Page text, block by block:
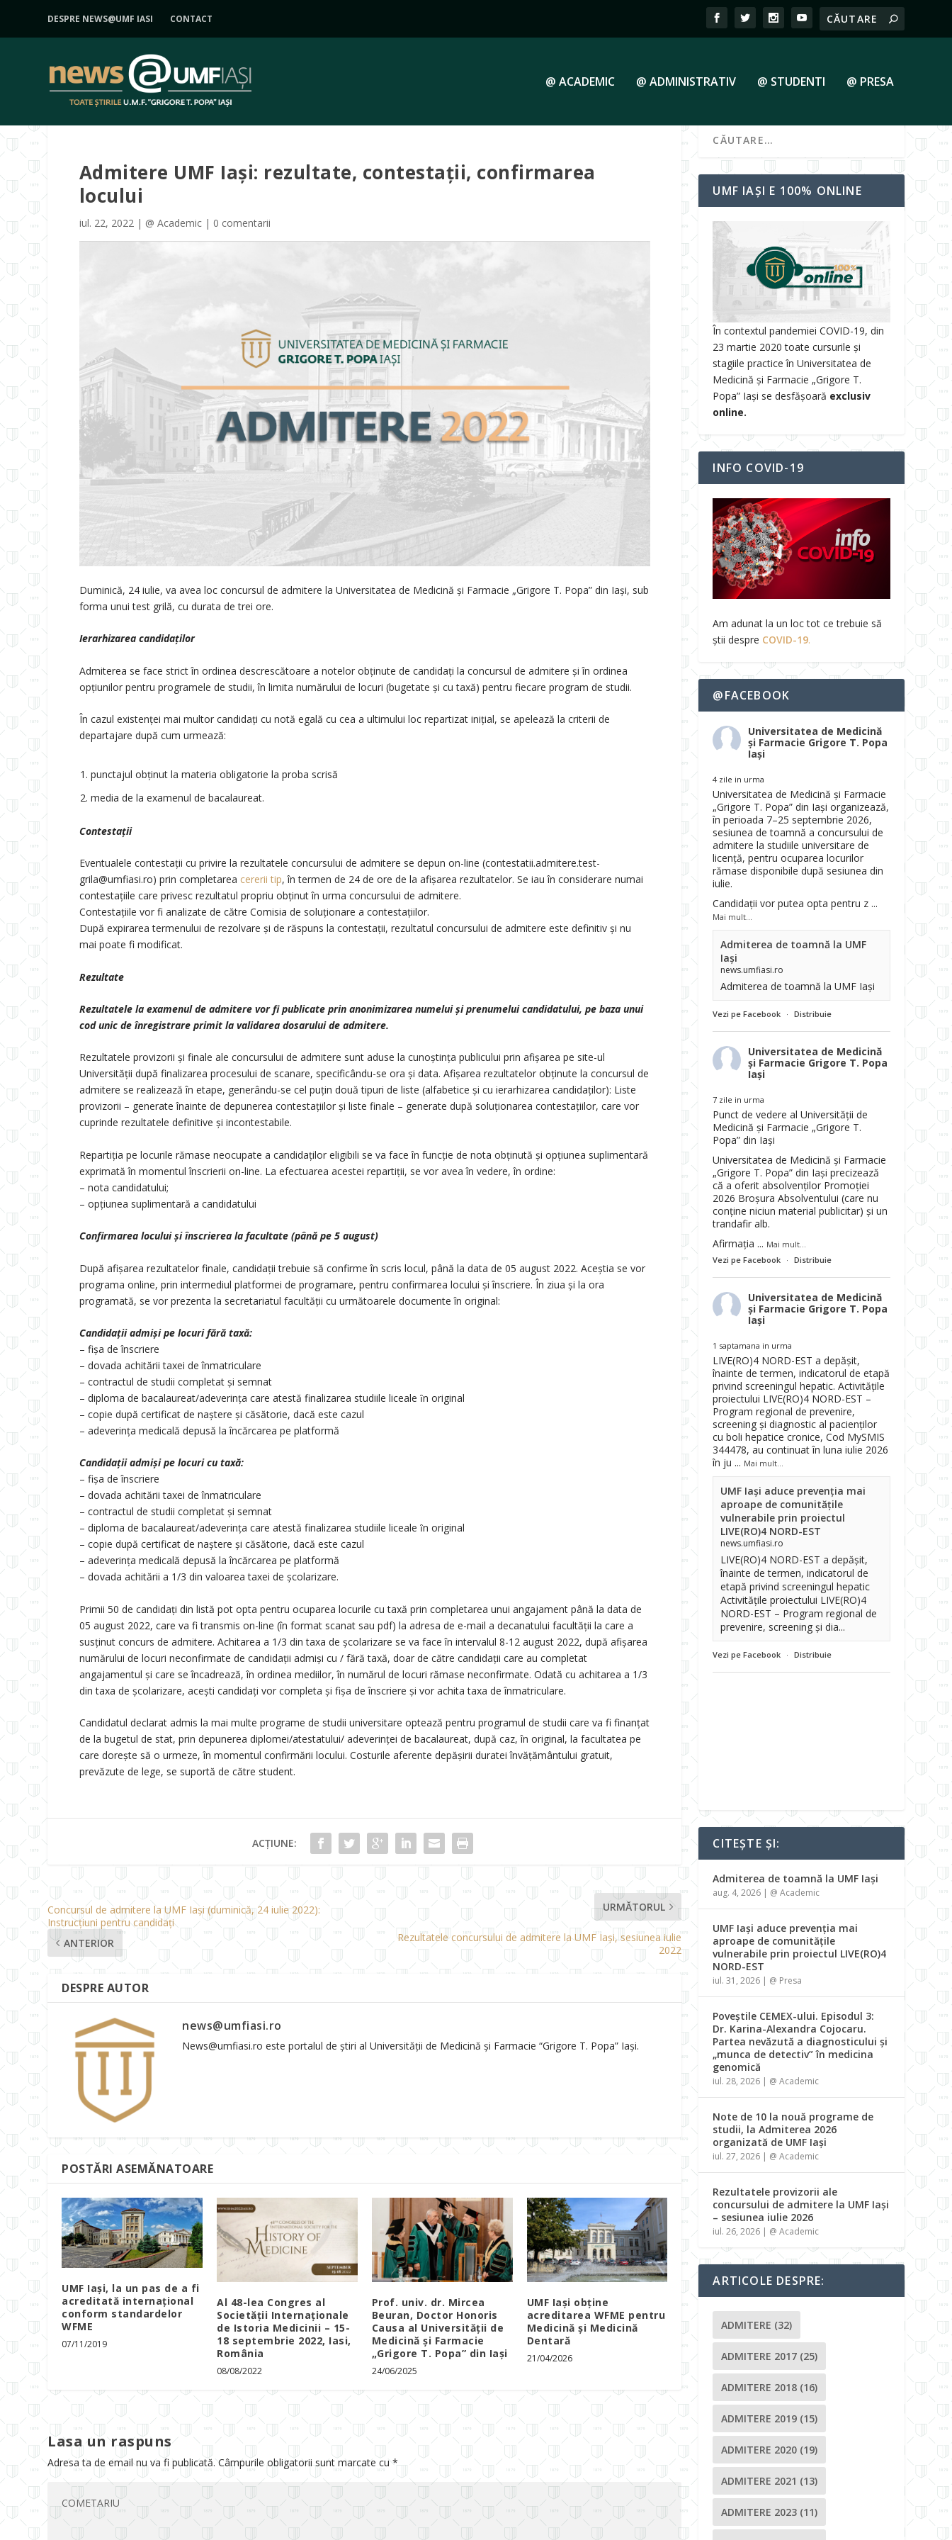
DESPRE NEWS@UMF IASI CONTACT
@ ACADEMIC @ ADMINISTRATIV @ STUDENTI @ PRESA
Admitere UMF Iași: rezultate, contestații, confirmarea
locului
iul. 22, 2022 | @ Academic| 0 comentarii
Duminică, 24 iulie, va avea loc concursul de admitere la Universitatea de Medicină și Farmacie „Grigore T. Popa” din Iași, sub
forma unui test grilă, cu durata de trei ore.
Ierarhizarea candidaților
Admiterea se face strict în ordinea descrescătoare a notelor obținute de candidați la concursul de admitere și în ordinea
opțiunilor pentru programele de studii, în limita numărului de locuri (bugetate și cu taxă) pentru fiecare program de studii.
În cazul existenței mai multor candidați cu notă egală cu cea a ultimului loc repartizat inițial, se apelează la criterii de
departajare după cum urmează:
punctajul obținut la materia obligatorie la proba scrisă
media de la examenul de bacalaureat.
Contestații
Eventualele contestații cu privire la rezultatele concursului de admitere se depun on-line (contestatii.admitere.test-
grila@umfiasi.ro) prin completarea cererii tip, în termen de 24 de ore de la afișarea rezultatelor. Se iau în considerare numai
contestațiile care privesc rezultatul propriu obținut în urma concursului de admitere.
Contestațiile vor fi analizate de către Comisia de soluționare a contestațiilor.
După expirarea termenului de rezolvare și de răspuns la contestații, rezultatul concursului de admitere este definitiv și nu
mai poate fi modificat.
Rezultate
Rezultatele la examenul de admitere vor fi publicate prin anonimizarea numelui și prenumelui candidatului, pe baza unui
cod unic de înregistrare primit la validarea dosarului de admitere.
Rezultatele provizorii și finale ale concursului de admitere sunt aduse la cunoștința publicului prin afișarea pe site-ul
Universității după finalizarea procesului de scanare, specificându-se ora și data. Afișarea rezultatelor obținute la concursul de
admitere se realizează în etape, generându-se cel puțin două tipuri de liste (alfabetice și cu ierarhizarea candidaților): Liste
provizorii – generate înainte de depunerea contestațiilor și liste finale – generate după soluționarea contestațiilor, care vor
cuprinde rezultatele definitive și incontestabile.
Repartiția pe locurile rămase neocupate a candidaților eligibili se va face în funcție de nota obținută și opțiunea suplimentară
exprimată în momentul înscrierii on-line. La efectuarea acestei repartiții, se vor avea în vedere, în ordine:
– nota candidatului;
– opțiunea suplimentară a candidatului
Confirmarea locului și înscrierea la facultate (până pe 5 august)
După afișarea rezultatelor finale, candidații trebuie să confirme în scris locul, până la data de 05 august 2022. Aceștia se vor
programa online, prin intermediul platformei de programare, pentru confirmarea locului și înscriere. În ziua și la ora
programată, se vor prezenta la secretariatul facultății cu următoarele documente în original:
Candidații admiși pe locuri fără taxă:
– fișa de înscriere
– dovada achitării taxei de înmatriculare
– contractul de studii completat şi semnat
– diploma de bacalaureat/adeverinţa care atestă finalizarea studiile liceale ȋn original
– copie după certificat de naştere şi căsătorie, dacă este cazul
– adeverinţa medicală depusă la încărcarea pe platformă
Candidații admiși pe locuri cu taxă:
– fișa de înscriere
– dovada achitării taxei de înmatriculare
– contractul de studii completat şi semnat
– diploma de bacalaureat/adeverinţa care atestă finalizarea studiile liceale ȋn original
– copie după certificat de naştere şi căsătorie, dacă este cazul
– adeverinţa medicală depusă la încărcarea pe platformă
– dovada achitării a 1/3 din valoarea taxei de şcolarizare.
Primii 50 de candidați din listă pot opta pentru ocuparea locurile cu taxă prin completarea unui angajament până la data de
05 august 2022, care va fi transmis on-line (în format scanat sau pdf) la adresa de e-mail a decanatului facultăţii la care a
susţinut concurs de admitere. Achitarea a 1/3 din taxa de școlarizare se va face în intervalul 8-12 august 2022, după afișarea
numărului de locuri neconfirmate de candidații admiși cu / fără taxă, doar de către candidații care au completat
angajamentul și care se încadrează, în ordinea mediilor, în numărul de locuri rămase neconfirmate. Odată cu achitarea a 1/3
din taxa de școlarizare, acești candidați vor completa și fișa de înscriere și vor achita taxa de înmatriculare.
Candidatul declarat admis la mai multe programe de studii universitare optează pentru programul de studii care va fi finanțat
de la bugetul de stat, prin depunerea diplomei/atestatului/ adeverinței de bacalaureat, după caz, în original, la facultatea pe
care dorește să o urmeze, în momentul confirmării locului. Costurile aferente depășirii duratei învățământului gratuit,
prevăzute de lege, se suportă de către student.
ACȚIUNE:
Concursul de admitere la UMF Iași (duminică, 24 iulie 2022):
Instrucțiuni pentru candidați
ANTERIOR
URMĂTORUL
Rezultatele concursului de admitere la UMF Iași, sesiunea iulie
2022
DESPRE AUTOR
news@umfiasi.ro
News@umfiasi.ro este portalul de știri al Universității de Medicină și Farmacie “Grigore T. Popa” Iași.
POSTĂRI ASEMĂNATOARE
UMF Iași, la un pas de a fi
acreditată internațional
conform standardelor
WFME
07/11/2019
Al 48-lea Congres al
Societății Internaționale
de Istoria Medicinii – 15-
18 septembrie 2022, Iasi,
România
08/08/2022
Prof. univ. dr. Mircea
Beuran, Doctor Honoris
Causa al Universității de
Medicină și Farmacie
„Grigore T. Popa” din Iași
24/06/2025
UMF Iași obține
acreditarea WFME pentru
Medicină și Medicină
Dentară
21/04/2026
Lasa un raspuns
Adresa ta de email nu va fi publicată. Câmpurile obligatorii sunt marcate cu*
UMF IAȘI E 100% ONLINE
În contextul pandemiei COVID-19, din
23 martie 2020 toate cursurile și
stagiile practice în Universitatea de
Medicină și Farmacie „Grigore T.
Popa” Iași se desfășoară exclusiv
online.
INFO COVID-19
Am adunat la un loc tot ce trebuie să
știi despre COVID-19.
@FACEBOOK
Universitatea de Medicină
și Farmacie Grigore T. Popa
Iași
4 zile in urma
Universitatea de Medicină și Farmacie
„Grigore T. Popa” din Iași organizează,
în perioada 7–25 septembrie 2026,
sesiunea de toamnă a concursului de
admitere la studiile universitare de
licență, pentru ocuparea locurilor
rămase disponibile după sesiunea din
iulie.
Candidații vor putea opta pentru z ...
Mai mult...
Admiterea de toamnă la UMF
Iași
news.umfiasi.ro
Admiterea de toamnă la UMF Iași
Vezi pe Facebook · Distribuie
Universitatea de Medicină
și Farmacie Grigore T. Popa
Iași
7 zile in urma
Punct de vedere al Universității de
Medicină și Farmacie „Grigore T.
Popa” din Iași
Universitatea de Medicină și Farmacie
„Grigore T. Popa” din Iași precizează
că a oferit absolvenților Promoției
2026 Broșura Absolventului (care nu
conține niciun material publicitar) și un
trandafir alb.
Afirmația ... Mai mult...
Vezi pe Facebook · Distribuie
Universitatea de Medicină
și Farmacie Grigore T. Popa
Iași
1 saptamana in urma
LIVE(RO)4 NORD-EST a depășit,
înainte de termen, indicatorul de etapă
privind screeningul hepatic. Activitățile
proiectului LIVE(RO)4 NORD-EST –
Program regional de prevenire,
screening și diagnostic al pacienților
cu boli hepatice cronice, Cod MySMIS
344478, au continuat în luna iulie 2026
în ju ... Mai mult...
UMF Iași aduce prevenția mai
aproape de comunitățile
vulnerabile prin proiectul
LIVE(RO)4 NORD-EST
news.umfiasi.ro
LIVE(RO)4 NORD-EST a depășit,
înainte de termen, indicatorul de
etapă privind screeningul hepatic
Activitățile proiectului LIVE(RO)4
NORD-EST – Program regional de
prevenire, screening și dia...
Vezi pe Facebook · Distribuie
CITEȘTE ȘI:
Admiterea de toamnă la UMF Iași
aug. 4, 2026 | @ Academic
UMF Iași aduce prevenția mai
aproape de comunitățile
vulnerabile prin proiectul LIVE(RO)4
NORD-EST
iul. 31, 2026 | @ Presa
Poveștile CEMEX-ului. Episodul 3:
Dr. Karina-Alexandra Cojocaru.
Partea nevăzută a diagnosticului și
„munca de detectiv” în medicina
genomică
iul. 28, 2026 | @ Academic
Note de 10 la nouă programe de
studii, la Admiterea 2026
organizată de UMF Iași
iul. 27, 2026 | @ Academic
Rezultatele provizorii ale
concursului de admitere la UMF Iași
– sesiunea iulie 2026
iul. 26, 2026 | @ Academic
ARTICOLE DESPRE:
ADMITERE (32)
ADMITERE 2017 (25)
ADMITERE 2018 (16)
ADMITERE 2019 (15)
ADMITERE 2020 (19)
ADMITERE 2021 (13)
ADMITERE 2023 (11)